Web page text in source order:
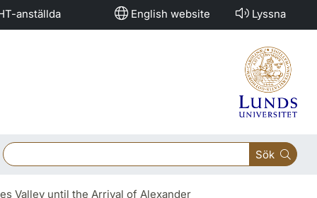
anställda English website Lyssna
Sök
Valley until the Arrival of Alexander